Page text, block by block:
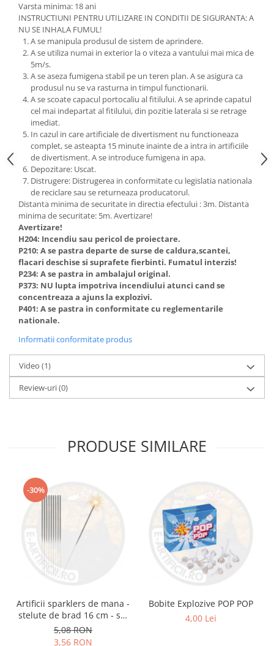
Varsta minima: 18 ani
INSTRUCTIUNI PENTRU UTILIZARE IN CONDITII DE SIGURANTA: A
NU SE INHALA FUMUL!
A se manipula produsul de sistem de aprindere.
A se utiliza numai in exterior la o viteza a vantului mai mica de
5m/s.
A se aseza fumigena stabil pe un teren plan. A se asigura ca
produsul nu se va rasturna in timpul functionarii.
A se scoate capacul portocaliu al fitilului. A se aprinde capatul
cel mai indepartat al fitilului, din pozitie laterala si se retrage
imediat.
In cazul in care artificiale de divertisment nu functioneaza
complet, se asteapta 15 minute inainte de a intra in artificiile
de divertisment. A se introduce fumigena in apa.
Depozitare: Uscat.
Distrugere: Distrugerea in conformitate cu legislatia nationala
de reciclare sau se returneaza producatorul.
Distanta minima de securitate in directia efectului : 3m. Distanta
minima de securitate: 5m. Avertizare!
Avertizare!
H204: Incendiu sau pericol de proiectare.
P210: A se pastra departe de surse de caldura,scantei,
flacari deschise si suprafete fierbinti. Fumatul interzis!
P234: A se pastra in ambalajul original.
P373: NU lupta impotriva incendiului atunci cand se
concentreaza a ajuns la explozivi.
P401: A se pastra in conformitate cu reglementarile
nationale.
Informatii conformitate produs
Video (1)
Review-uri(0)
PRODUSE SIMILARE
-30%
Artificii sparklers de mana -
stelute de brad 16 cm - set
10 buc
5,08 RON
3,56 RON
Bobite Explozive POP POP
4,00 Lei